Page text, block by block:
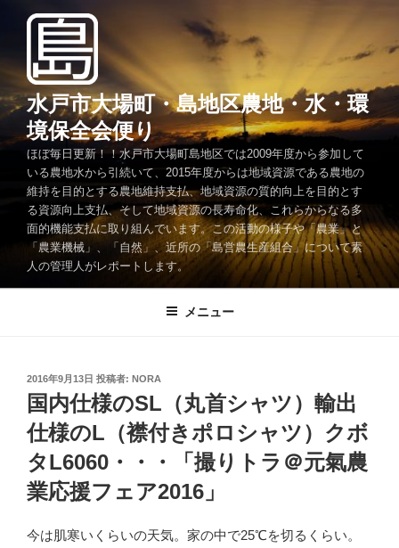
ツ
へ
ス
水戸市大場町・島地区農地・水・環
境保全会便り
ほぼ毎日更新！！水戸市大場町島地区では2009年度から参加して
いる農地水から引続いて、2015年度からは地域資源である農地の
維持を目的とする農地維持支払、地域資源の質的向上を目的とす
る資源向上支払、そして地域資源の長寿命化、これらからなる多
面的機能支払に取り組んでいます。この活動の様子や「農業」と
「農業機械」、「自然」、近所の「島営農生産組合」について素
人の管理人がレポートします。
メニュー
投
稿
日:
2016年9月13日 投稿者: NORA
国内仕様のSL（丸首シャツ）輸出
仕様のL（襟付きポロシャツ）クボ
タL6060・・・「撮りトラ＠元氣農
業応援フェア2016」
今は肌寒いくらいの天気。家の中で25℃を切るくらい。